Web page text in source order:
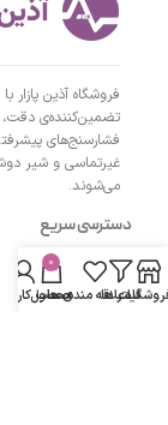
فروشگاه آذین پازار
تضمین‌کننده‌ی
فشارسنج‌های
غیرتماسی و شیر
می‌شوند.
دسترسی سریع
- صفحه اصلی
فیلتر ها
علاقه مندی ها
0
محصول
حساب